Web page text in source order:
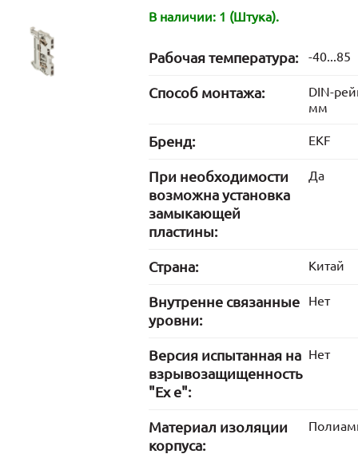
В наличии: 1 (Штука).
Рабочая температура: -40...85
Способ монтажа:
DIN-
мм
Бренд: EKF
При необходимости
возможна установка
замыкающей
пластины:
Да
Страна: Китай
Внутренне связанные
уровни:
Нет
Версия испытанная на
взрывозащищенность
"Ex е":
Нет
Материал изоляции
корпуса: